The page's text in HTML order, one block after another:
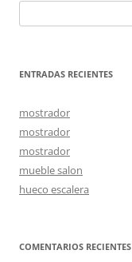
ENTRADAS RECIENTES
mostrador
mostrador
mostrador
mueble salon
hueco escalera
COMENTARIOS RECIENTES